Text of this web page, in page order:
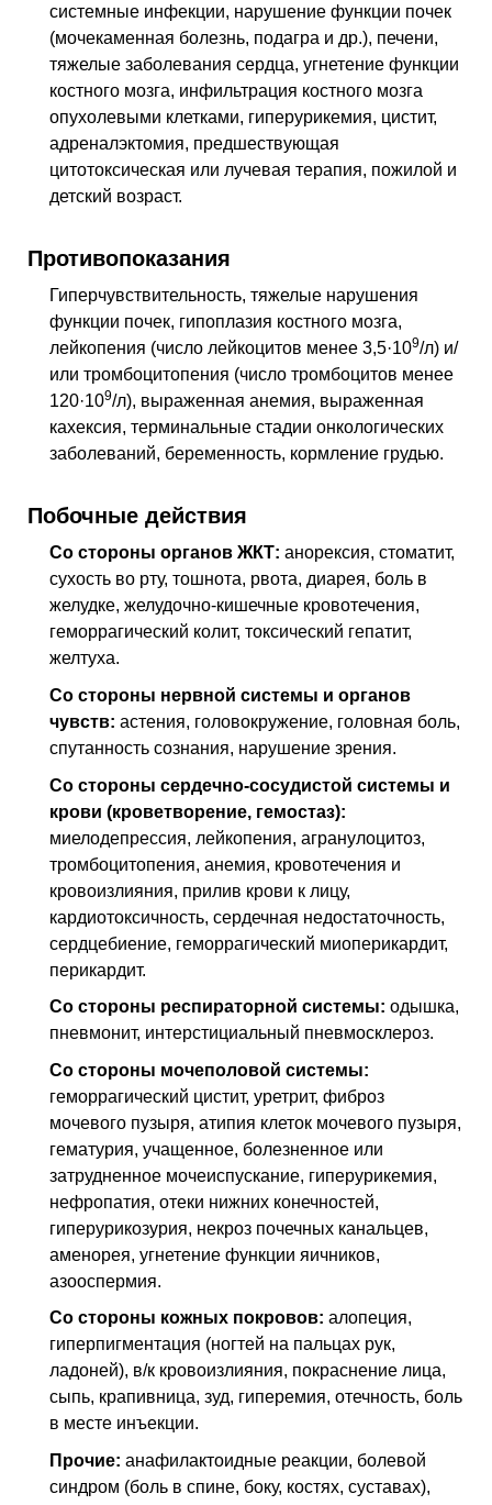
системные инфекции, нарушение функции почек
(мочекаменная болезнь, подагра и др.), печени,
тяжелые заболевания сердца, угнетение функции
костного мозга, инфильтрация костного мозга
опухолевыми клетками, гиперурикемия, цистит,
адреналэктомия, предшествующая
цитотоксическая или лучевая терапия, пожилой и
детский возраст.
Противопоказания
Гиперчувствительность, тяжелые нарушения
функции почек, гипоплазия костного мозга,
лейкопения (число лейкоцитов менее 3,5·109/л) и/
или тромбоцитопения (число тромбоцитов менее
120·109/л), выраженная анемия, выраженная
кахексия, терминальные стадии онкологических
заболеваний, беременность, кормление грудью.
Побочные действия
Со стороны органов ЖКТ: анорексия, стоматит,
сухость во рту, тошнота, рвота, диарея, боль в
желудке, желудочно-кишечные кровотечения,
геморрагический колит, токсический гепатит,
желтуха.
Со стороны нервной системы и органов
чувств: астения, головокружение, головная боль,
спутанность сознания, нарушение зрения.
Со стороны сердечно-сосудистой системы и
крови (кроветворение, гемостаз):
миелодепрессия, лейкопения, агранулоцитоз,
тромбоцитопения, анемия, кровотечения и
кровоизлияния, прилив крови к лицу,
кардиотоксичность, сердечная недостаточность,
сердцебиение, геморрагический миоперикардит,
перикардит.
Со стороны респираторной системы: одышка,
пневмонит, интерстициальный пневмосклероз.
Со стороны мочеполовой системы:
геморрагический цистит, уретрит, фиброз
мочевого пузыря, атипия клеток мочевого пузыря,
гематурия, учащенное, болезненное или
затрудненное мочеиспускание, гиперурикемия,
нефропатия, отеки нижних конечностей,
гиперурикозурия, некроз почечных канальцев,
аменорея, угнетение функции яичников,
азооспермия.
Со стороны кожных покровов: алопеция,
гиперпигментация (ногтей на пальцах рук,
ладоней), в/к кровоизлияния, покраснение лица,
сыпь, крапивница, зуд, гиперемия, отечность, боль
в месте инъекции.
Прочие: анафилактоидные реакции, болевой
синдром (боль в спине, боку, костях, суставах),